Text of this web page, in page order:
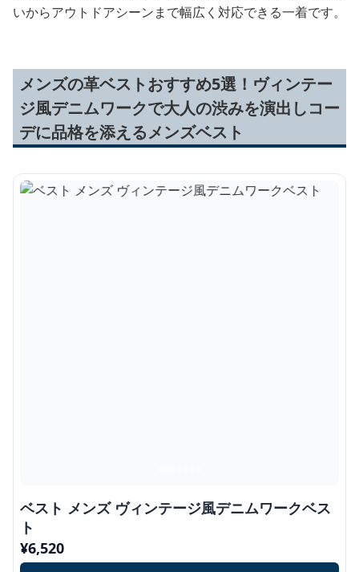
いからアウトドアシーンまで幅広く対応できる一着です。
メンズの革ベストおすすめ5選！ヴィンテー
ジ風デニムワークで大人の渋みを演出しコー
デに品格を添えるメンズベスト
ベスト メンズ ヴィンテージ風デニムワークベス
ト
¥6,520